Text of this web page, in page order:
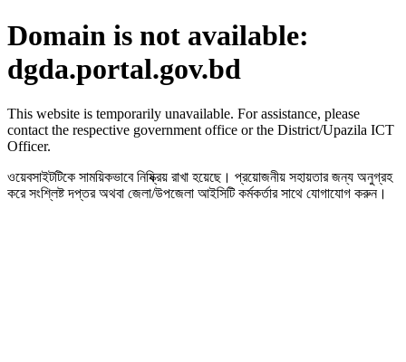
Domain is not available:
dgda.portal.gov.bd
This website is temporarily unavailable. For assistance, please
contact the respective government office or the District/Upazila ICT
Officer.
ওয়েবসাইটটিকে সাময়িকভাবে নিষ্ক্রিয় রাখা হয়েছে। প্রয়োজনীয় সহায়তার জন্য অনুগ্রহ
করে সংশ্লিষ্ট দপ্তর অথবা জেলা/উপজেলা আইসিটি কর্মকর্তার সাথে যোগাযোগ করুন।